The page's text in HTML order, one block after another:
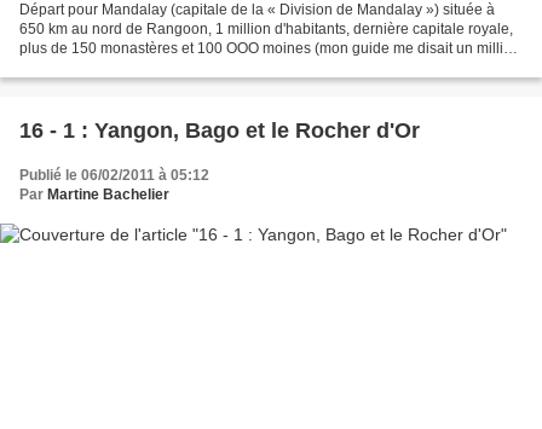
Départ pour Mandalay (capitale de la « Division de Mandalay ») située à
650 km au nord de Rangoon, 1 million d'habitants, dernière capitale royale,
plus de 150 monastères et 100 OOO moines (mon guide me disait un million
16 - 1 : Yangon, Bago et le Rocher d'Or
Publié le 06/02/2011 à 05:12
Par Martine Bachelier